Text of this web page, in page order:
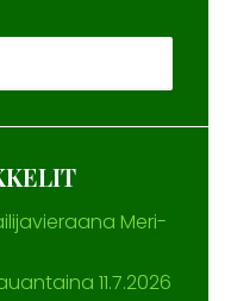
Meri-
11.7.2026